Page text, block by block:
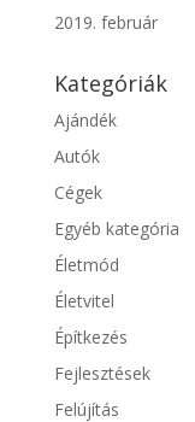
2019. február
Kategóriák
Ajándék
Autók
Cégek
Egyéb kategória
Életmód
Életvitel
Építkezés
Fejlesztések
Felújítás